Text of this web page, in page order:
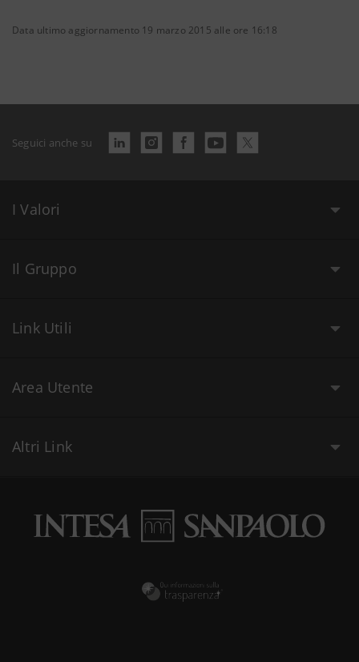
Data ultimo aggiornamento 19 marzo 2015 alle ore 16:18
Seguici anche su
I Valori
Il Gruppo
Link Utili
Area Utente
Altri Link